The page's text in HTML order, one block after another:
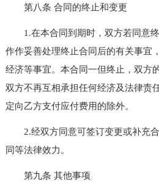
第八条 合同的终止和变更
1.在本合同到期时，双方若同意终
作作妥善处理终止合同后的有关事宜
经济等事宜。本合同一但终止，双方
双方不再互相承担任何经济及法律责
定向乙方支付应付费用的除外。
2.经双方同意可签订变更或补充合
同等法律效力。
第九条 其他事项